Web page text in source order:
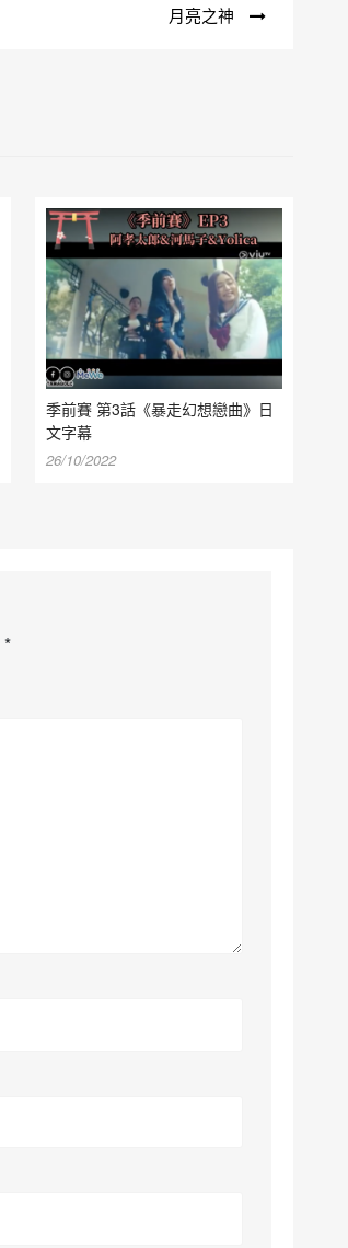
月亮之神
季前賽 第3話《暴走幻想戀曲》日
文字幕
26/10/2022
*